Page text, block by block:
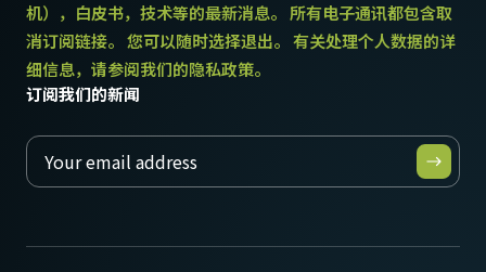
机），白皮书，技术等的最新消息。 所有电子通讯都包含取
消订阅链接。 您可以随时选择退出。 有关处理个人数据的详
细信息，请参阅我们的隐私政策。
订阅我们的新闻